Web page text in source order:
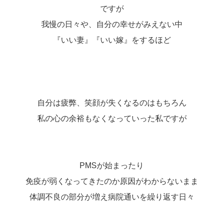
ですが
我慢の日々や、自分の幸せがみえない中
『いい妻』『いい嫁』をするほど
自分は疲弊、笑顔が失くなるのはもちろん
私の心の余裕もなくなっていった私ですが
PMSが始まったり
免疫が弱くなってきたのか原因がわからないまま
体調不良の部分が増え病院通いを繰り返す日々